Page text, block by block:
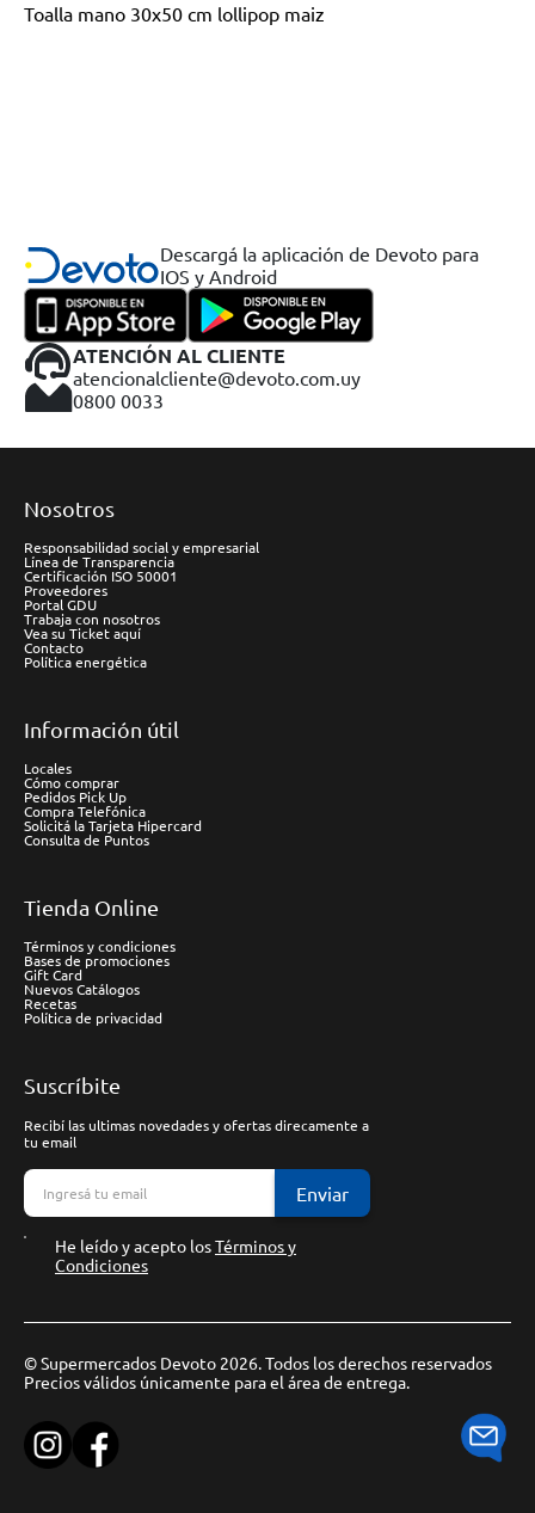
Toalla mano 30x50 cm lollipop maiz
Descargá la aplicación de Devoto para
IOS y Android
ATENCIÓN AL CLIENTE
atencionalcliente@devoto.com.uy
0800 0033
Nosotros
Responsabilidad social y empresarial
Línea de Transparencia
Certificación ISO 50001
Proveedores
Portal GDU
Trabaja con nosotros
Vea su Ticket aquí
Contacto
Política energética
Información útil
Locales
Cómo comprar
Pedidos Pick Up
Compra Telefónica
Solicitá la Tarjeta Hipercard
Consulta de Puntos
Tienda Online
Términos y condiciones
Bases de promociones
Gift Card
Nuevos Catálogos
Recetas
Política de privacidad
Suscríbite
Recibí las ultimas novedades y ofertas direcamente a
tu email
Enviar
He leído y acepto losTérminos y
Condiciones
© Supermercados Devoto 2026. Todos los derechos reservados
Precios válidos únicamente para el área de entrega.